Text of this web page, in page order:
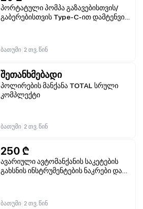
პორტატული პომპა გაზავებისთვის/
გაბერებისთვის Type-C-ით დამტენვით
ბათუმი 2 თვ. წინ
შეთანხმებადი
პოლირების მანქანა TOTAL სრული
კომპლექტი
ბათუმი 2 თვ. წინ
250 ₾
ავარიული ავტომანქანის საკეტების
გახსნის ინსტრუმენტების ნაკრები და
ბათუმი 2 თვ. წინ